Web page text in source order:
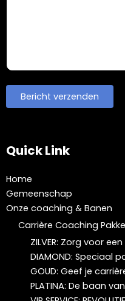
Quick Link
Home
Gemeenschap
Onze coaching & Banen
Carrière Coaching
ZILVER: Zorg voor
DIAMOND: Speciaal
GOUD: Geef je
PLATINA: De baan